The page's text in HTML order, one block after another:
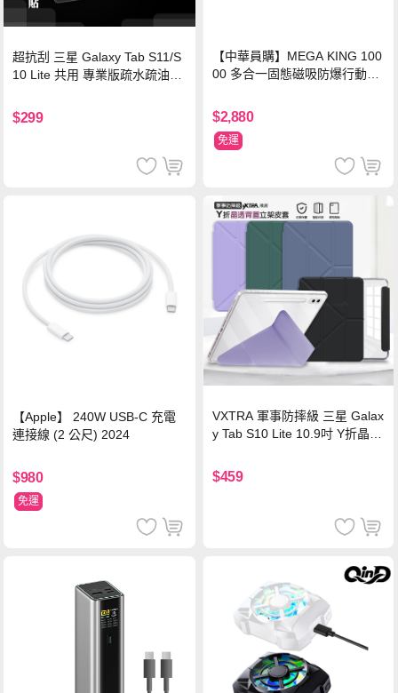
超抗刮 三星 Galaxy Tab S11/S
10 Lite 共用 專業版疏水疏油9H
$299
【中華員購】MEGA KING 100
00 多合一固態磁吸防爆行動電
$2,880
免運
【Apple】 240W USB-C 充電
連接線 (2 公尺) 2024
$980
免運
VXTRA 軍事防摔級 三星 Galax
y Tab S10 Lite 10.9吋 Y折晶透
$459